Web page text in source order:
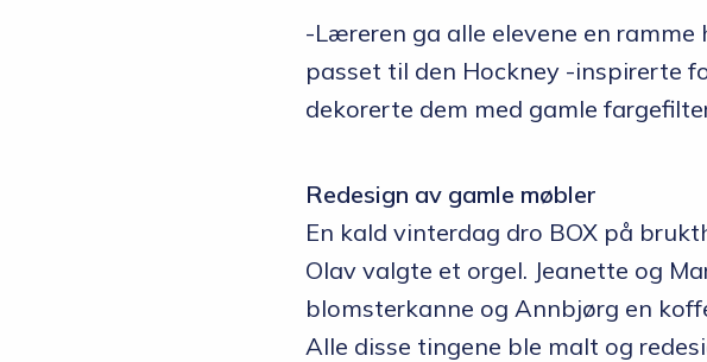
-Læreren ga alle elevene en
passet til den Hockney -inspirerte
dekorerte dem med gamle
Redesign av gamle møbler
En kald vinterdag dro BOX på
Olav valgte et orgel. Jeanette og
blomsterkanne og Annbjørg en
Alle disse tingene ble malt og